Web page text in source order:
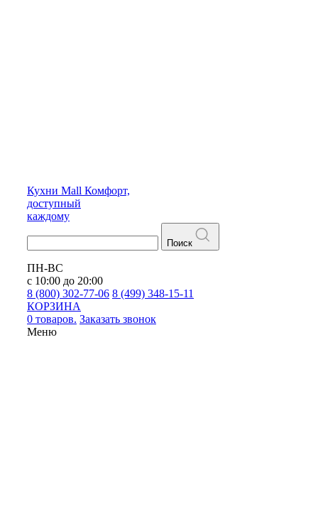
Кухни Mall Комфорт,
доступный
каждому
Поиск
ПН-ВС
с 10:00 до 20:00
8 (800) 302-77-06 8 (499) 348-15-11
КОРЗИНА
0 товаров. Заказать звонок
Меню